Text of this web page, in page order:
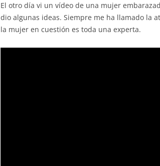
El otro día vi un vídeo de una mujer
dio algunas ideas. Siempre me ha llamado la
la mujer en cuestión es toda una experta.